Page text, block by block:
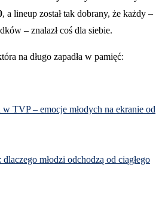
, a lineup został tak dobrany, że każdy –
– znalazł coś dla siebie.
na długo zapadła w pamięć:
w TVP – emocje młodych na ekranie od
młodzi odchodzą od ciągłego